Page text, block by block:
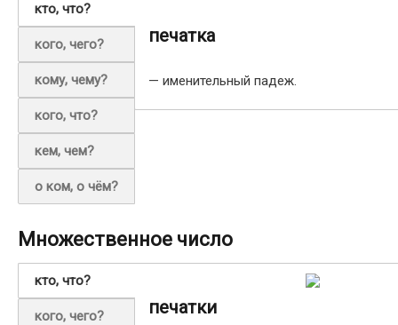
кто, что?
кого, чего?
кому, чему?
кого, что?
кем, чем?
о ком, о чём?
печатка
— именительный падеж.
Множественное число
кто, что?
кого, чего? печатки